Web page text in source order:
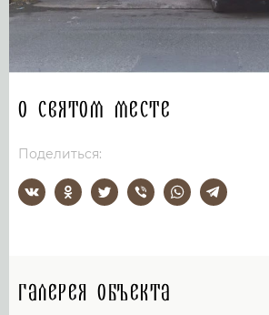
О святом месте
Поделиться:
Галерея объекта